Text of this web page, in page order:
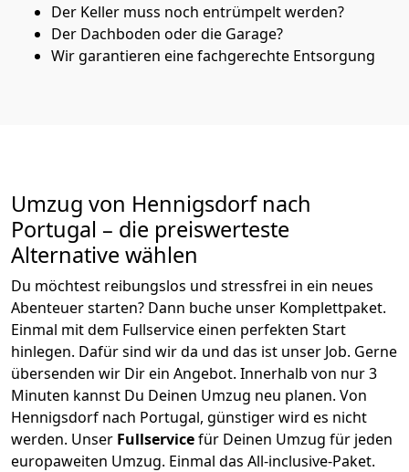
Der Keller muss noch entrümpelt werden?
Der Dachboden oder die Garage?
Wir garantieren eine fachgerechte Entsorgung
Umzug von Hennigsdorfnach
Portugal – die preiswerteste
Alternative wählen
Du möchtest reibungslos und stressfrei in ein neues
Abenteuer starten? Dann buche unser Komplettpaket.
Einmal mit dem Fullservice einen perfekten Start
hinlegen. Dafür sind wir da und das ist unser Job. Gerne
übersenden wir Dir ein Angebot. Innerhalb von nur3
Minuten kannst Du Deinen Umzug neu planen. Von
Hennigsdorf nach Portugal, günstiger wird es nicht
werden. Unser Fullservicefür Deinen Umzug für jeden
europaweiten Umzug. Einmal das All-inclusive-Paket.